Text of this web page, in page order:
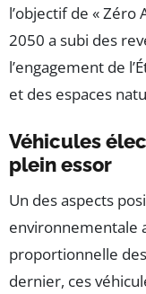
l’objectif de « Zéro
2050 a subi des
l’engagement de
et des espaces
Véhicules
plein essor
Un des aspects
environnementale
proportionnelle
dernier, ces